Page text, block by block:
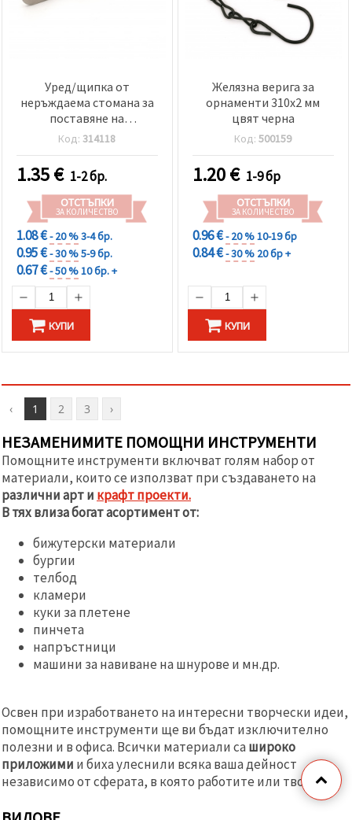
Уред/щипка от
неръждаема стомана за
поставяне на
изкуствени мигли
10.5x1.9 см
Код:314118
1.35€ 1-2 бр.
ОТСТЪПКИ
ЗА КОЛИЧЕСТВО
1.08 €- 20 %3-4 бр.
0.95 €- 30 %5-9 бр.
0.67 €- 50 %10 бр. +
КУПИ
Желязна верига за
орнаменти 310x2 мм
цвят черна
Код:500159
1.20€ 1-9 бр
ОТСТЪПКИ
ЗА КОЛИЧЕСТВО
0.96 €- 20 %10-19 бр
0.84 €- 30 % 20 бр +
КУПИ
‹ 1 2 3 ›
НЕЗАМЕНИМИТЕ ПОМОЩНИ ИНСТРУМЕНТИ
Помощните инструменти включват голям набор от
материали, които се използват при създаването на
различни арт и крафт проекти.
В тях влиза богат асортимент от:
бижутерски материали
бургии
телбод
кламери
куки за плетене
пинчета
напръстници
машини за навиване на шнурове и мн.др.
Освен при изработването на интересни творчески идеи,
помощните инструменти ще ви бъдат изключително
полезни и в офиса. Всички материали са широко
приложими и биха улеснили всяка ваша дейност
независимо от сферата, в която работите или творите.